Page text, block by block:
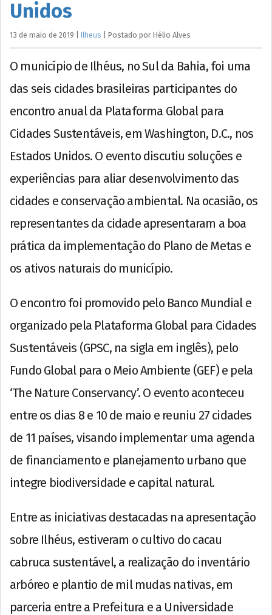
Unidos
13 de maio de 2019 Ilheus Postado por Hélio Alves
O município de Ilhéus, no Sul da Bahia, foi uma
das seis cidades brasileiras participantes do
encontro anual da Plataforma Global para
Cidades Sustentáveis, em Washington, D.C., nos
Estados Unidos. O evento discutiu soluções e
experiências para aliar desenvolvimento das
cidades e conservação ambiental. Na ocasião, os
representantes da cidade apresentaram a boa
prática da implementação do Plano de Metas e
os ativos naturais do município.
O encontro foi promovido pelo Banco Mundial e
organizado pela Plataforma Global para Cidades
Sustentáveis (GPSC, na sigla em inglês), pelo
Fundo Global para o Meio Ambiente (GEF) e pela
‘The Nature Conservancy’. O evento aconteceu
entre os dias 8 e 10 de maio e reuniu 27 cidades
de 11 países, visando implementar uma agenda
de financiamento e planejamento urbano que
integre biodiversidade e capital natural.
Entre as iniciativas destacadas na apresentação
sobre Ilhéus, estiveram o cultivo do cacau
cabruca sustentável, a realização do inventário
arbóreo e plantio de mil mudas nativas, em
parceria entre a Prefeitura e a Universidade